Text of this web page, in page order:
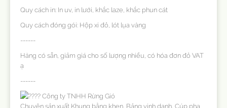
Quy cách in: In uv, in lưới, khắc laze, khắc phun cát
Quy cách đóng gói: Hộp xi đỏ, lót lụa vàng
------
Hàng có sẵn, giảm giá cho số lượng nhiều, có hóa đơn đỏ VAT
ạ
------
Công ty TNHH Rừng Gió
Chuyên sản xuất Khung bằng khen, Bảng vinh danh, Cúp pha